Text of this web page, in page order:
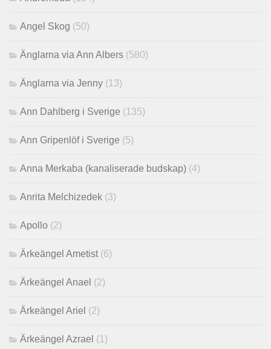
Angel Skog (50)
Änglarna via Ann Albers (580)
Änglarna via Jenny (13)
Ann Dahlberg i Sverige (135)
Ann Gripenlöf i Sverige (5)
Anna Merkaba (kanaliserade budskap) (4)
Anrita Melchizedek (3)
Apollo (2)
Ärkeängel Ametist (6)
Ärkeängel Anael (2)
Ärkeängel Ariel (2)
Ärkeängel Azrael (1)